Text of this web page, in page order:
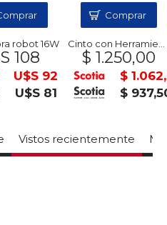
robot 16W
108
U$S 92
U$S 81
Cinto con Herramientas
$ 1.250,00
$
$
Comprar
Vistos recientemente